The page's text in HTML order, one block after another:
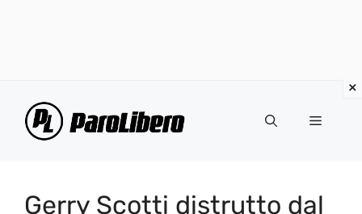
Menu
Gerry Scotti distrutto dal